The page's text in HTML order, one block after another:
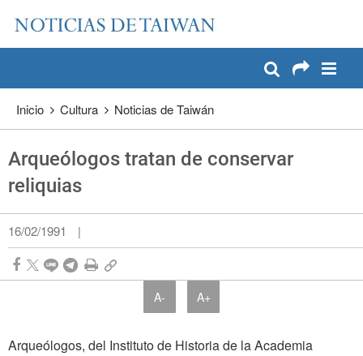
Pase a contenido principal
Inicio Cultura Noticias de Taiwán
Arqueólogos tratan de conservar
reliquias
16/02/1991 |
A- A+
Arqueólogos, del Instituto de Historia de la Academia